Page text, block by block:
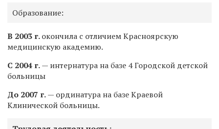
Образование:
В 2003 г.окончила с отличием Красноярскую
медицинскую академию.
С 2004 г.— интернатура на базе 4 Городской детской
больницы
До 2007 г.— ординатура на базе Краевой
Клинической больницы.